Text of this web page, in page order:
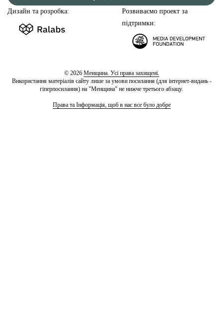
Дизайн та розробка:
Розвиваємо проект за
підтримки:
© 2026 Менщина. Усі права захищені.
Використання матеріалів сайту лише за умови посилання (для інтернет-видань -
гіперпосилання) на "Менщина" не нижче третього абзацу.
Права та Інформація, щоб в нас все було добре